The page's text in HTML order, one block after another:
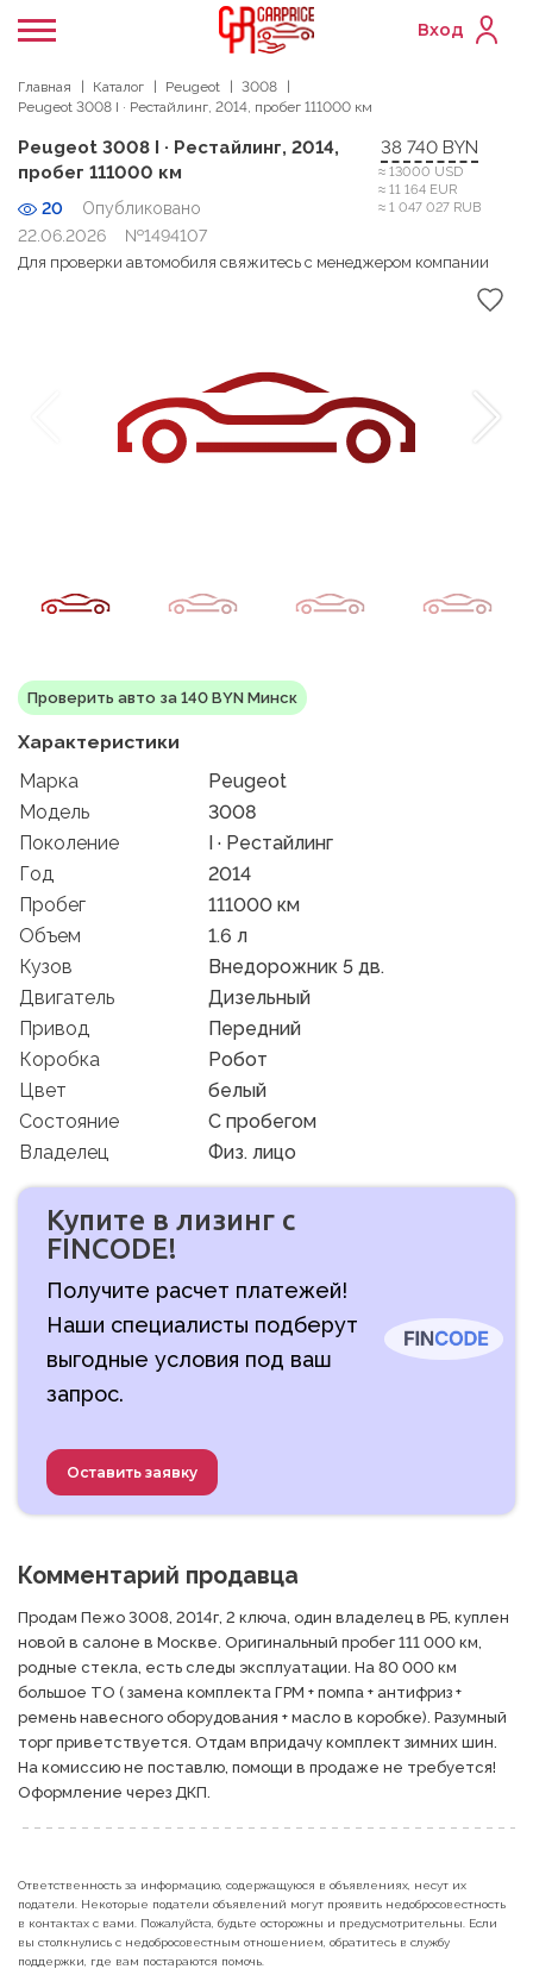
Вход
Главная Каталог Peugeot
3008
Peugeot 3008 I · Рестайлинг, 2014, пробег 111000 км
Peugeot 3008 I · Рестайлинг, 2014,
пробег 111000 км
20
Опубликовано
22.06.2026
№1494107
38 740 BYN
≈ 13000 USD
≈ 11 164 EUR
≈ 1 047 027 RUB
Для проверки автомобиля свяжитесь с менеджером компании
Проверить авто за 140 BYN Минск
Характеристики
Марка
Peugeot
Модель
3008
Поколение
I · Рестайлинг
Год
2014
Пробег
111000 км
Объем
1.6 л
Кузов
Внедорожник 5 дв.
Двигатель
Дизельный
Привод
Передний
Коробка
Робот
Цвет
белый
Состояние
C пробегом
Владелец
Физ. лицо
Купите в лизинг с
FINCODE!
Получите расчет платежей!
Наши специалисты подберут
выгодные условия под ваш
запрос.
Оставить заявку
Комментарий продавца
Продам Пежо 3008, 2014г, 2 ключа, один владелец в РБ, куплен
новой в салоне в Москве. Оригинальный пробег 111 000 км,
родные стекла, есть следы эксплуатации. На 80 000 км
большое ТО ( замена комплекта ГРМ + помпа + антифриз +
ремень навесного оборудования + масло в коробке). Разумный
торг приветствуется. Отдам впридачу комплект зимних шин.
На комиссию не поставлю, помощи в продаже не требуется!
Оформление через ДКП.
Ответственность за информацию, содержащуюся в объявлениях, несут их
податели. Некоторые податели объявлений могут проявить недобросовестность
в контактах с вами. Пожалуйста, будьте осторожны и предусмотрительны. Если
вы столкнулись с недобросовестным отношением, обратитесь в службу
поддержки, где вам постараются помочь.